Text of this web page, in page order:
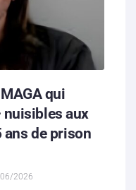
qui
nuisibles aux
ans de prison
2026